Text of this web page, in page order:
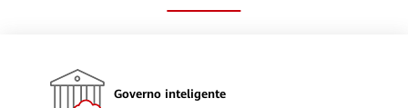
Governo inteligente